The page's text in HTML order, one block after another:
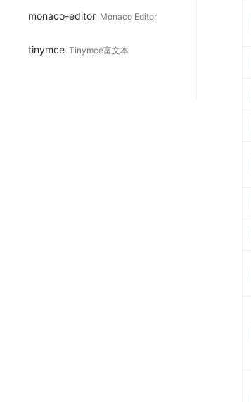
monaco-editor Monaco Editor
tinymce Tinymce富文本